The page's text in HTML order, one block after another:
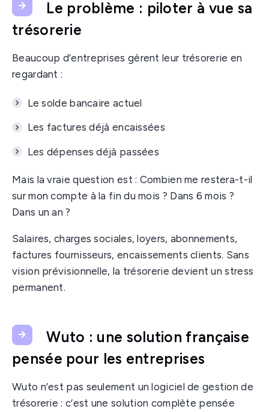
Le problème : piloter à vue sa
trésorerie
Beaucoup d’entreprises gèrent leur trésorerie en
regardant :
Le solde bancaire actuel
Les factures déjà encaissées
Les dépenses déjà passées
Mais la vraie question est : Combien me restera-t-il
sur mon compte à la fin du mois ? Dans 6 mois ?
Dans un an ?
Salaires, charges sociales, loyers, abonnements,
factures fournisseurs, encaissements clients. Sans
vision prévisionnelle, la trésorerie devient un stress
permanent.
Wuto : une solution française
pensée pour les entreprises
Wuto n’est pas seulement un logiciel de gestion de
trésorerie : c’est une solution complète pensée